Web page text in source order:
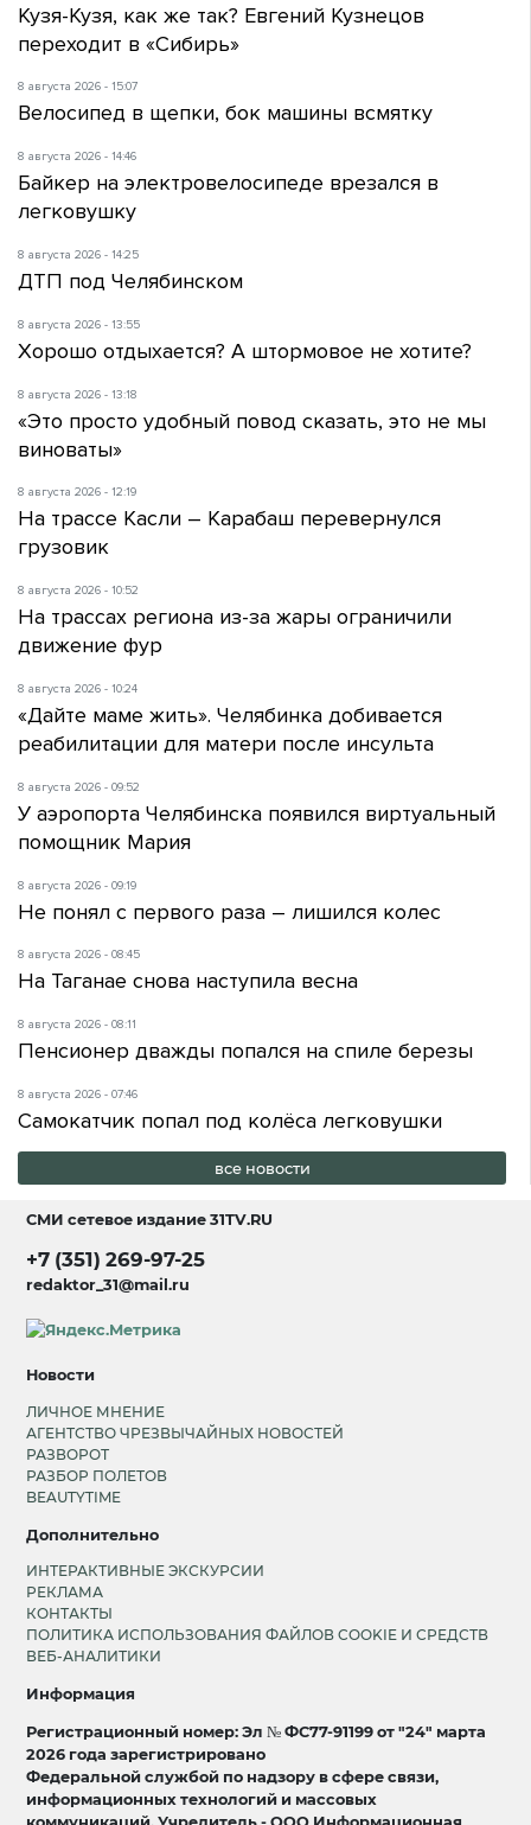
Кузя-Кузя, как же так? Евгений Кузнецов
переходит в «Сибирь»
8 августа 2026 - 15:07
Велосипед в щепки, бок машины всмятку
8 августа 2026 - 14:46
Байкер на электровелосипеде врезался в
легковушку
8 августа 2026 - 14:25
ДТП под Челябинском
8 августа 2026 - 13:55
Хорошо отдыхается? А штормовое не хотите?
8 августа 2026 - 13:18
«Это просто удобный повод сказать, это не мы
виноваты»
8 августа 2026 - 12:19
На трассе Касли – Карабаш перевернулся
грузовик
8 августа 2026 - 10:52
На трассах региона из-за жары ограничили
движение фур
8 августа 2026 - 10:24
«Дайте маме жить». Челябинка добивается
реабилитации для матери после инсульта
8 августа 2026 - 09:52
У аэропорта Челябинска появился виртуальный
помощник Мария
8 августа 2026 - 09:19
Не понял с первого раза – лишился колес
8 августа 2026 - 08:45
На Таганае снова наступила весна
8 августа 2026 - 08:11
Пенсионер дважды попался на спиле березы
8 августа 2026 - 07:46
Самокатчик попал под колёса легковушки
все новости
СМИ сетевое издание31TV.RU
+7 (351) 269-97-25
redaktor_31@mail.ru
Новости
ЛИЧНОЕ МНЕНИЕ
АГЕНТСТВО ЧРЕЗВЫЧАЙНЫХ НОВОСТЕЙ
РАЗВОРОТ
РАЗБОР ПОЛЕТОВ
BEAUTYTIME
Дополнительно
ИНТЕРАКТИВНЫЕ ЭКСКУРСИИ
РЕКЛАМА
КОНТАКТЫ
ПОЛИТИКА ИСПОЛЬЗОВАНИЯ ФАЙЛОВ COOKIE И СРЕДСТВ
ВЕБ-АНАЛИТИКИ
Информация
Регистрационный номер: Эл № ФС77-91199 от "24" марта
2026 года зарегистрировано
Федеральной службой по надзору в сфере связи,
информационных технологий и массовых